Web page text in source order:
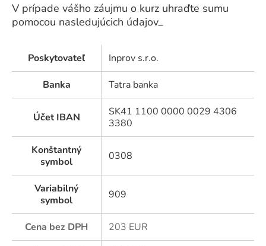
V prípade vášho záujmu o kurz uhraďte sumu
pomocou nasledujúcich údajov_
Poskytovateľ Inprov s.r.o.
Banka Tatra banka
Účet IBAN
SK41 1100 0000 0029 4306
3380
Konštantný
symbol
0308
Variabilný
symbol
909
Cena bez DPH 203 EUR